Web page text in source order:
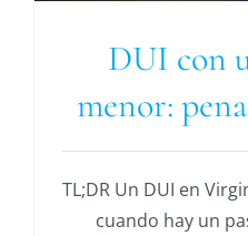
DUI con
menor:
TL;DR Un DUI en
cuando hay un